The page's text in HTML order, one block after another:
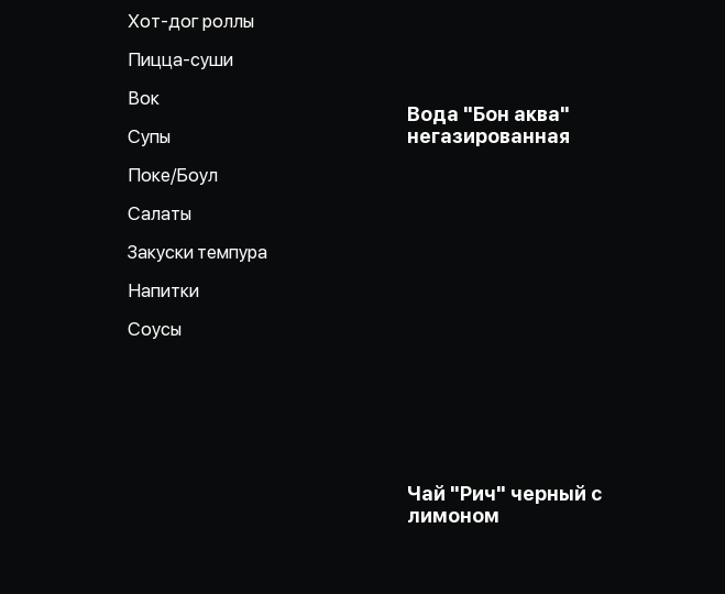
Хот-дог роллы
Пицца-суши
Вок
Супы
Поке/Боул
Салаты
Закуски темпура
Напитки
Соусы
Вода "Бон аква"
негазированная
Чай "Рич" черный с
лимоном